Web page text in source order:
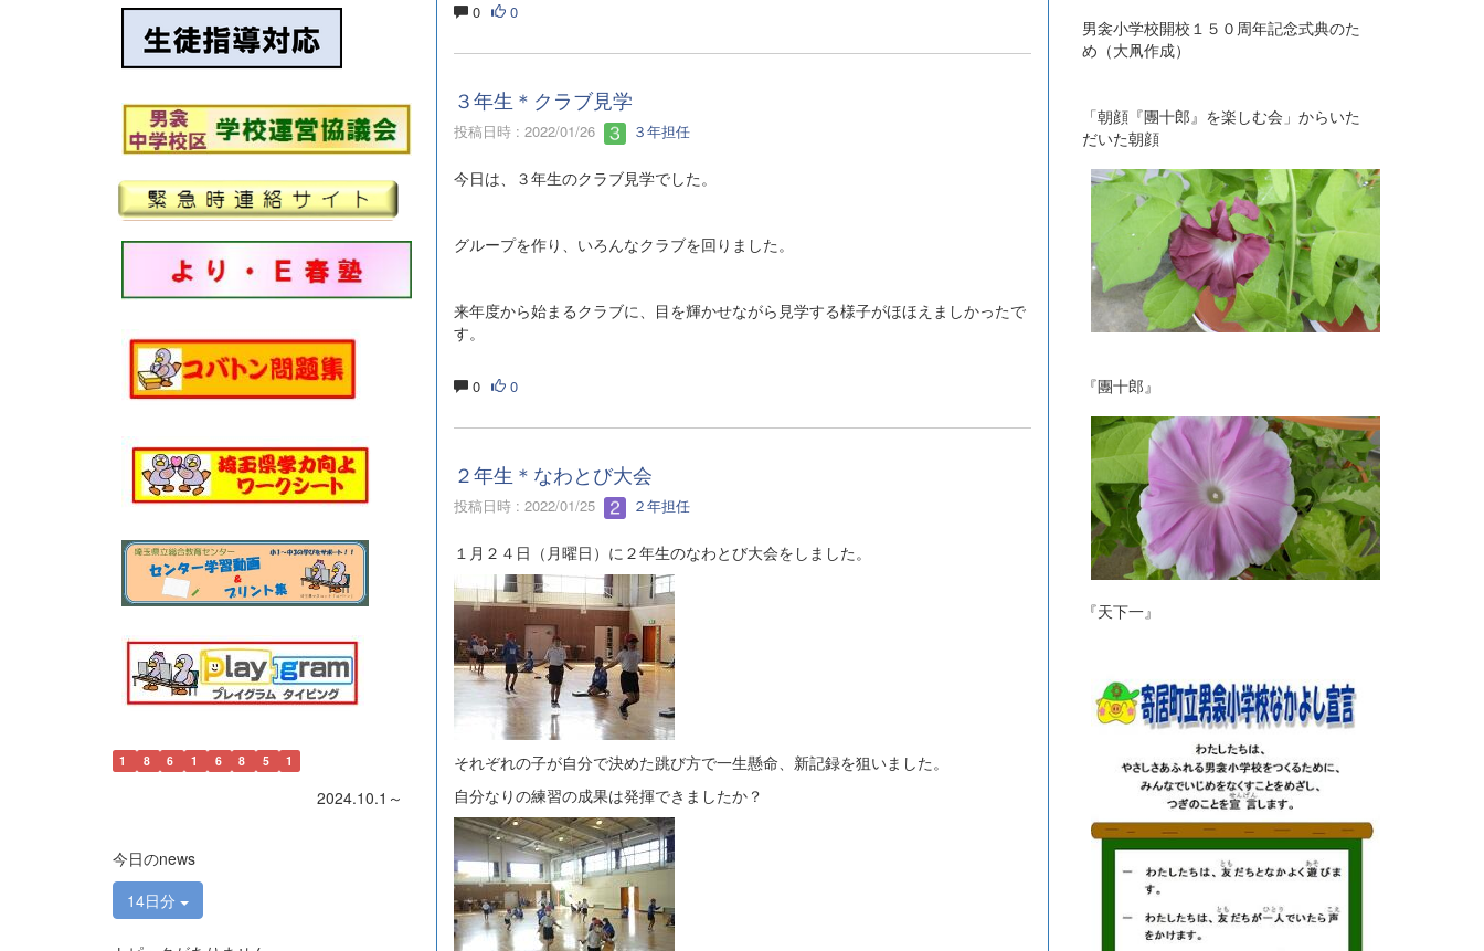
0 0
３年生＊クラブ見学
投稿日時 : 2022/01/26 ３年担任
今日は、３年生のクラブ見学でした。
グループを作り、いろんなクラブを回りました。
来年度から始まるクラブに、目を輝かせながら見学する様子がほほえましかったで
す。
0 0
２年生＊なわとび大会
投稿日時 : 2022/01/25 ２年担任
１月２４日（月曜日）に２年生のなわとび大会をしました。
それぞれの子が自分で決めた跳び方で一生懸命、新記録を狙いました。
自分なりの練習の成果は発揮できましたか？
1 8 6 1 6 8 5 1
2024.10.1～
今日のnews
14日分
男衾小学校開校１５０周年記念式典のた
め（大凧作成）
「朝顔『團十郎』を楽しむ会」からいた
だいた朝顔
『團十郎』
『天下一』